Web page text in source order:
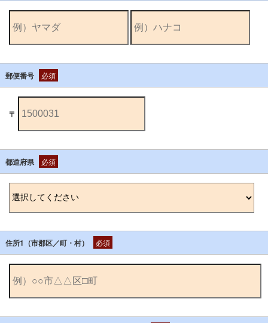
郵便番号 必須
〒
都道府県 必須
住所1（市郡区／町・村） 必須